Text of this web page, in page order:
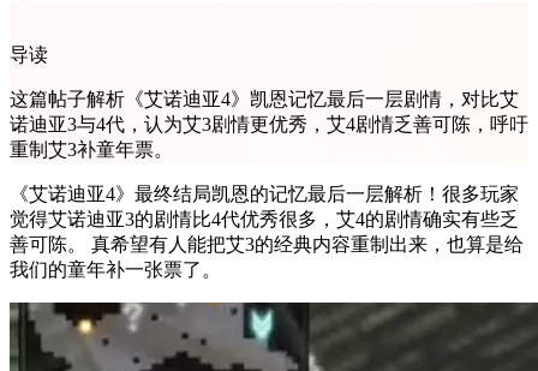
导读
这篇帖子解析《艾诺迪亚4》凯恩记忆最后一层剧情，对比艾
诺迪亚3与4代，认为艾3剧情更优秀，艾4剧情乏善可陈，呼吁
重制艾3补童年票。
《艾诺迪亚4》最终结局凯恩的记忆最后一层解析！很多玩家
觉得艾诺迪亚3的剧情比4代优秀很多，艾4的剧情确实有些乏
善可陈。 真希望有人能把艾3的经典内容重制出来，也算是给
我们的童年补一张票了。